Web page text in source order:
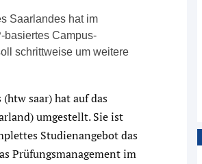
Saarlandes hat im
basiertes Campus-
schrittweise um weitere
saar) hat auf das
umgestellt. Sie ist
Studienangebot das
Prüfungsmanagement im